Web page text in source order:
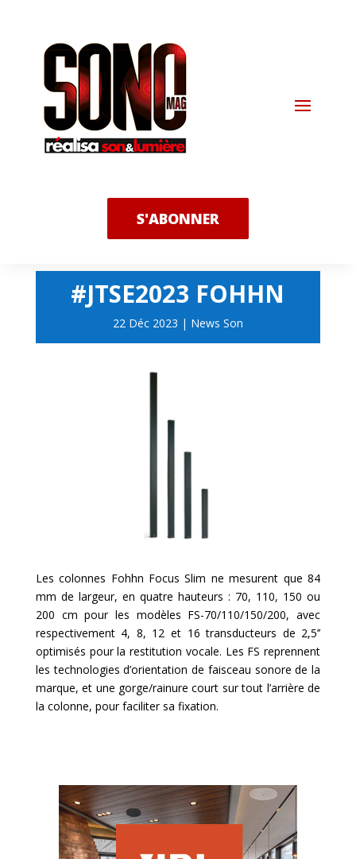
S'ABONNER
#JTSE2023 FOHHN
22 Déc 2023 | News Son
Les colonnes Fohhn Focus Slim ne mesurent que 84
mm de largeur, en quatre hauteurs : 70, 110, 150 ou
200 cm pour les modèles FS-70/110/150/200, avec
respectivement 4, 8, 12 et 16 transducteurs de 2,5’’
optimisés pour la restitution vocale. Les FS reprennent
les technologies d’orientation de faisceau sonore de la
marque, et une gorge/rainure court sur tout l’arrière de
la colonne, pour faciliter sa fixation.